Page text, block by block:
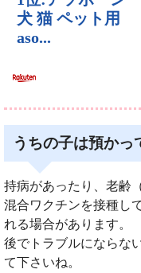
うちの子は預かっ
持病があったり、老齢
混合ワクチンを接種し
れる場合があります。
後でトラブルにならな
て下さいね。